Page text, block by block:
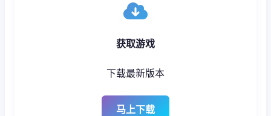
获取游戏
下载最新版本
马上下载